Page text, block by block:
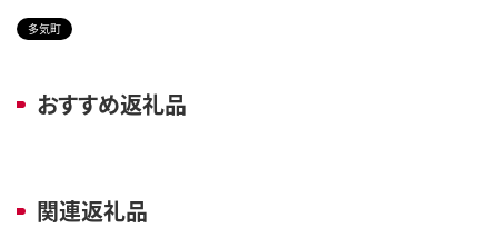
多気町
おすすめ返礼品
関連返礼品